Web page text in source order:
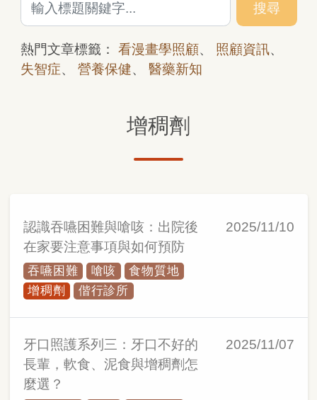
搜尋
熱門文章標籤： 看漫畫學照顧、 照顧資訊、
失智症、 營養保健、 醫藥新知
增稠劑
認識吞嚥困難與嗆咳：出院後
在家要注意事項與如何預防
吞嚥困難 嗆咳
食物質地
增稠劑
偕行診所
2025/11/10
牙口照護系列三：牙口不好的
長輩，軟食、泥食與增稠劑怎
麼選？
2025/11/07